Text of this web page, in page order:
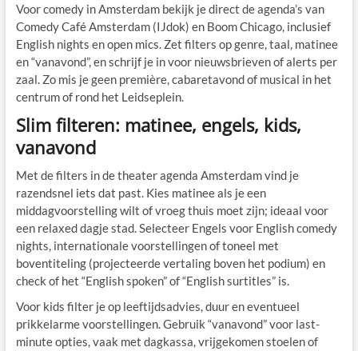
Voor comedy in Amsterdam bekijk je direct de agenda’s van
Comedy Café Amsterdam (IJdok) en Boom Chicago, inclusief
English nights en open mics. Zet filters op genre, taal, matinee
en “vanavond”, en schrijf je in voor nieuwsbrieven of alerts per
zaal. Zo mis je geen première, cabaretavond of musical in het
centrum of rond het Leidseplein.
Slim filteren: matinee, engels, kids,
vanavond
Met de filters in de theater agenda Amsterdam vind je
razendsnel iets dat past. Kies matinee als je een
middagvoorstelling wilt of vroeg thuis moet zijn; ideaal voor
een relaxed dagje stad. Selecteer Engels voor English comedy
nights, internationale voorstellingen of toneel met
boventiteling (projecteerde vertaling boven het podium) en
check of het “English spoken” of “English surtitles” is.
Voor kids filter je op leeftijdsadvies, duur en eventueel
prikkelarme voorstellingen. Gebruik “vanavond” voor last-
minute opties, vaak met dagkassa, vrijgekomen stoelen of